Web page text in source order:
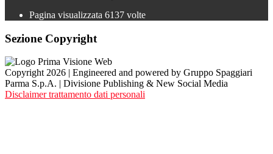
Pagina visualizzata 6137 volte
Sezione Copyright
Copyright 2026 | Engineered and powered by Gruppo Spaggiari
Parma S.p.A. | Divisione Publishing & New Social Media
Disclaimer trattamento dati personali